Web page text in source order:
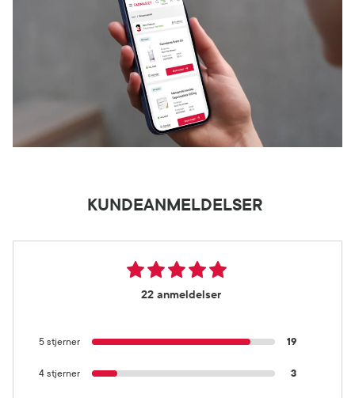
KUNDEANMELDELSER
22 anmeldelser
5 stjerner 19
4 stjerner 3